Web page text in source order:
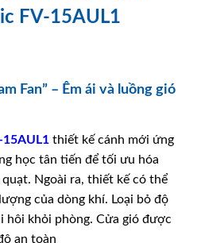
FV-15AUL1
Fan” – Êm ái và luồng gió
15AUL1 thiết kế cánh mới ứng
học tân tiến để tối ưu hóa
Ngoài ra, thiết kế có thể
của dòng khí. Loại bỏ độ
hôi khỏi phòng. Cửa gió được
an toàn